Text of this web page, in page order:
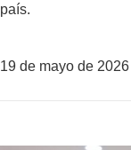
país.
19 de mayo de 2026